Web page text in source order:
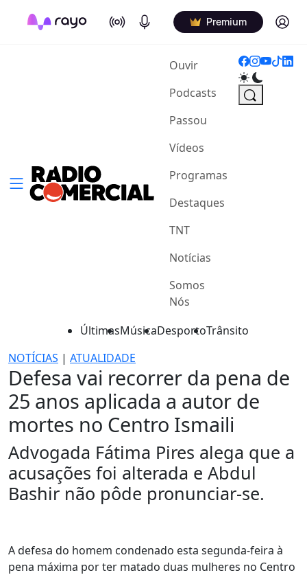
On Air Podcasts Premium Log in
Ouvir(current)
Podcasts
Passou
Vídeos
Programas
Destaques
TNT
Notícias
Somos
Nós
ÚltimasMúsicaDesportoTrânsito
NOTÍCIAS | ATUALIDADE
Defesa vai recorrer da pena de
25 anos aplicada a autor de
mortes no Centro Ismaili
Advogada Fátima Pires alega que a
acusações foi alterada e Abdul
Bashir não pôde pronunciar-se.
A defesa do homem condenado esta segunda-feira à
pena máxima por ter matado duas mulheres no Centro